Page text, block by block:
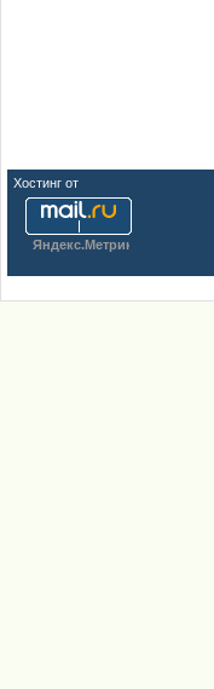
Хостинг от